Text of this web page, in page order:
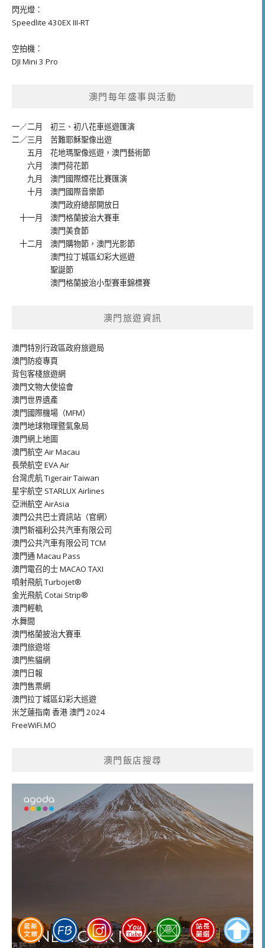
閃光燈：
Speedlite 430EX III-RT
空拍機：
DJI Mini 3 Pro
澳門每年盛事與活動
一／二月 初三、初八花車巡遊匯演
二／三月 苦難耶穌聖像出遊
五月 花地瑪聖像巡遊 ， 澳門藝術節
六月 澳門荷花節
九月 澳門國際煙花比賽匯演
十月 澳門國際音樂節
澳門政府總部開放日
十一月 澳門格蘭披治大賽車
澳門美食節
十二月 澳門購物節 ， 澳門光影節
澳門拉丁城區幻彩大巡遊
聖誕節
澳門格蘭披治小型賽車錦標賽
澳門旅遊資訊
澳門特別行政區政府旅遊局
澳門防疫專頁
背包客棧旅遊網
澳門文物大使協會
澳門世界遺產
澳門國際機場（MFM）
澳門地球物理暨氣象局
澳門網上地圖
澳門航空 Air Macau
長榮航空 EVA Air
台灣虎航 Tigerair Taiwan
星宇航空 STARLUX Airlines
亞洲航空 AirAsia
澳門公共巴士資訊站（官網）
澳門新福利公共汽車有限公司
澳門公共汽車有限公司 TCM
澳門通 Macau Pass
澳門電召的士 MACAO TAXI
噴射飛航 Turbojet®
金光飛航 Cotai Strip®
澳門輕軌
水舞間
澳門格蘭披治大賽車
澳門旅遊塔
澳門熊貓網
澳門日報
澳門售票網
澳門拉丁城區幻彩大巡遊
米芝蓮指南 香港 澳門 2024
FreeWiFi.MO
澳門飯店搜尋